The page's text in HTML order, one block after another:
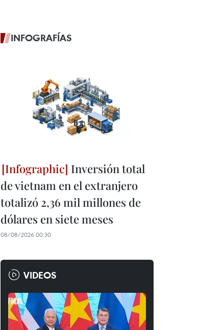
INFOGRAFÍAS
Inversión total
de vietnam en el extranjero
totalizó 2,36 mil millones de
dólares en siete meses
08/08/2026 00:30
VIDEOS